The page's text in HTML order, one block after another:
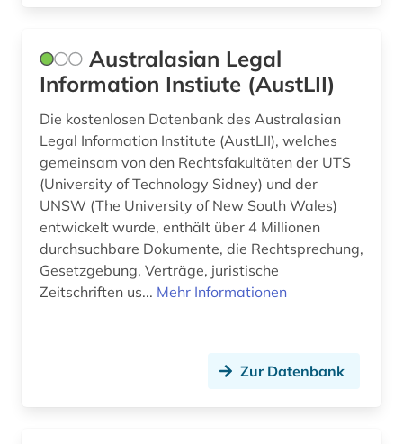
handelsmarke (1)
handelsrecht (1)
handelsregister (1)
handschrift (2)
hassrede (1)
hate crime (1)
heiliges römisches reich. reichshofrat (1)
hessen (5)
Australasian Legal
Information Instiute (AustLII)
Die kostenlosen Datenbank des Australasian
Legal Information Institute (AustLII), welches
gemeinsam von den Rechtsfakultäten der UTS
(University of Technology Sidney) und der
UNSW (The University of New South Wales)
entwickelt wurde, enthält über 4 Millionen
durchsuchbare Dokumente, die Rechtsprechung,
Gesetzgebung, Verträge, juristische
Zeitschriften us... Mehr Informationen
Zur Datenbank